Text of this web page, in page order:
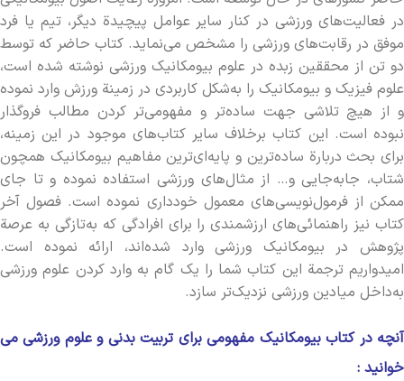
در فعالیت­‌های ورزشی در کنار سایر عوامل پیچیدة دیگر، تیم یا فرد
موفق در رقابت‌­های ورزشی را مشخص می­‌نماید. کتاب حاضر که توسط
دو تن از محققین زبده در علوم بیومکانیک ورزشی نوشته شده است،
علوم فیزیک و بیومکانیک را به‌­شکل کاربردی در زمینة ورزش وارد نموده
و از هیچ تلاشی جهت ساده‌­تر و مفهومی­‌تر کردن مطالب فروگذار
نبوده است. این کتاب برخلاف سایر کتاب‌­های موجود در این زمینه،
برای بحث دربارة ساده‌­ترین و پایه‌­ای‌ترین مفاهیم بیومکانیک همچون
شتاب، جابه‌­جایی و… از مثال­‌های ورزشی استفاده نموده و تا جای
ممکن از فرمول­‌نویسی­‌های معمول خودداری نموده است. فصول آخر
کتاب نیز راهنمائی‌های ارزشمندی را برای افرادگی که به‌­تازگی به عرصة
پژوهش در بیومکانیک ورزشی وارد شده‌­اند، ارائه نموده است.
امیدواریم ترجمة این کتاب شما را یک گام به وارد کردن علوم ورزشی
به‌­داخل میادین ورزشی نزدیک‌­تر سازد.
آنچه در کتاب بیومکانیک مفهومی برای تربیت بدنی و علوم ورزشی می
خوانید :